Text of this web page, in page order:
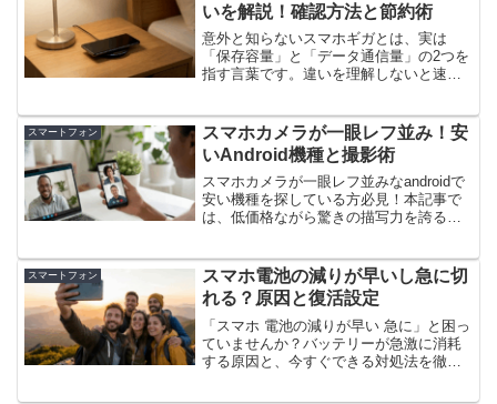
しょう！
いを解説！確認方法と節約術
意外と知らないスマホギガとは、実は
「保存容量」と「データ通信量」の2つを
指す言葉です。違いを理解しないと速度
を解説し、消費量の確認方法や今日から
できる節約術、失敗しない料金プラン選
びまで詳しく紹介します。
スマートフォン
スマホカメラが一眼レフ並み！安
いAndroid機種と撮影術
スマホカメラが一眼レフ並みなandroidで
安い機種を探している方必見！本記事で
は、低価格ながら驚きの描写力を誇る最
や、コスパ最強モデルの選び方を解説。
高画質な写真を予算内で手に入れたい方
は今すぐチェック！
スマートフォン
スマホ電池の減りが早いし急に切
れる？原因と復活設定
「スマホ 電池の減りが早い 急に」と困っ
ていませんか？バッテリーが急激に消耗
する原因と、今すぐできる対処法を徹底